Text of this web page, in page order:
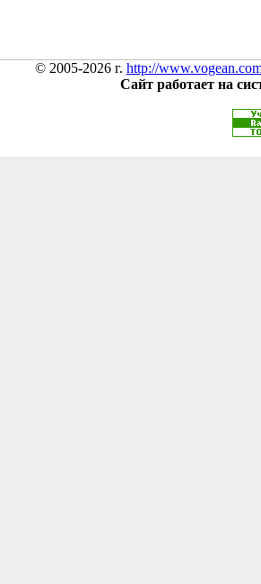
© 2005-2026 г. http://
Сайт работает на